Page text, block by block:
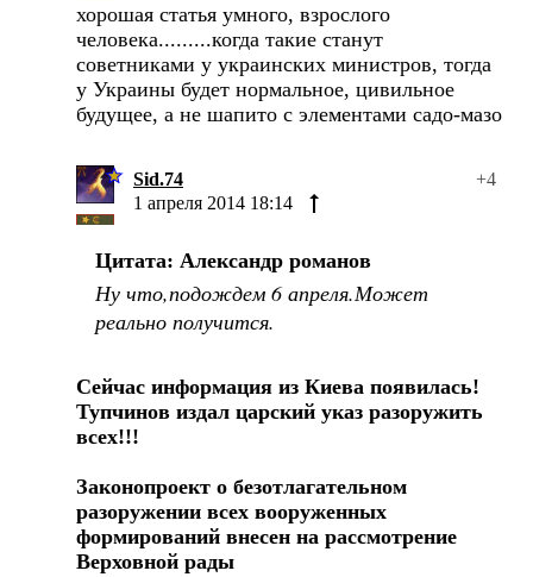
хорошая статья умного, взрослого
человека.........когда такие станут
советниками у украинских министров, тогда
у Украины будет нормальное, цивильное
будущее, а не шапито с элементами садо-мазо
Sid.74
+4
1 апреля 2014 18:14
Цитата: Александр романов
Ну что,подождем 6 апреля.Может
реально получится.
Сейчас информация из Киева появилась!
Тупчинов издал царский указ разоружить
всех!!!
Законопроект о безотлагательном
разоружении всех вооруженных
формирований внесен на рассмотрение
Верховной рады